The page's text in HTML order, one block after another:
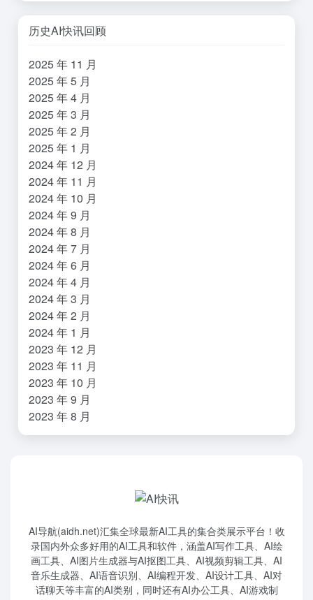
历史AI快讯回顾
2025 年 11 月
2025 年 5 月
2025 年 4 月
2025 年 3 月
2025 年 2 月
2025 年 1 月
2024 年 12 月
2024 年 11 月
2024 年 10 月
2024 年 9 月
2024 年 8 月
2024 年 7 月
2024 年 6 月
2024 年 4 月
2024 年 3 月
2024 年 2 月
2024 年 1 月
2023 年 12 月
2023 年 11 月
2023 年 10 月
2023 年 9 月
2023 年 8 月
AI导航(aidh.net)汇集全球最新AI工具的集合类展示平台！收
录国内外众多好用的AI工具和软件，涵盖AI写作工具、AI绘
画工具、AI图片生成器与AI抠图工具、AI视频剪辑工具、AI
音乐生成器、AI语音识别、AI编程开发、AI设计工具、AI对
话聊天等丰富的AI类别，同时还有AI办公工具、AI游戏制